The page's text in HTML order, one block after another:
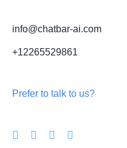
info@chatbar-ai.com
+12265529861
Prefer to talk to us?